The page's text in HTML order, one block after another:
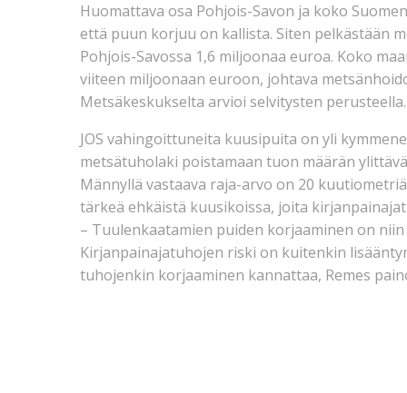
Huomattava osa Pohjois-Savon ja koko
että puun korjuu on kallista. Siten pelkästään
Pohjois-Savossa 1,6 miljoonaa euroa. Koko
viiteen miljoonaan euroon, johtava
Metsäkeskukselta arvioi selvitysten perusteella.
JOS vahingoittuneita kuusipuita on yli
metsätuholaki poistamaan tuon määrän
Männyllä vastaava raja-arvo on 20
tärkeä ehkäistä kuusikoissa, joita
– Tuulenkaatamien puiden korjaaminen on
Kirjanpainajatuhojen riski on kuitenkin
tuhojenkin korjaaminen kannattaa, Remes